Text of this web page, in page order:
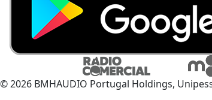
© 2026 BMHAUDIO Portugal Holdings,